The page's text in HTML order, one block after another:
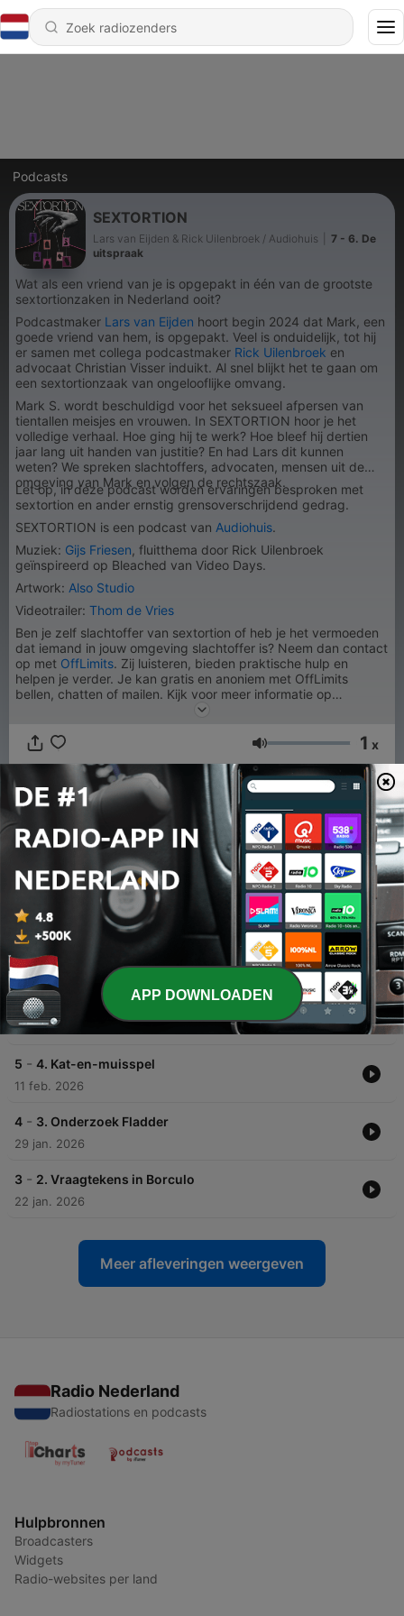
Podcasts
SEXTORTION
Lars van Eijden & Rick Uilenbroek / Audiohuis
7 - 6. De
uitspraak
Wat als een vriend van je is opgepakt in één van de grootste
sextortionzaken in Nederland ooit?
Podcastmaker Lars van Eijden hoort begin 2024 dat Mark, een
goede vriend van hem, is opgepakt. Veel is onduidelijk, tot hij
er samen met collega podcastmaker Rick Uilenbroek en
advocaat Christian Visser induikt. Al snel blijkt het te gaan om
een sextortionzaak van ongelooflijke omvang.
Mark S. wordt beschuldigd voor het seksueel afpersen van
tientallen meisjes en vrouwen. In SEXTORTION hoor je het
volledige verhaal. Hoe ging hij te werk? Hoe bleef hij dertien
jaar lang uit handen van justitie? En had Lars dit kunnen
weten? We spreken slachtoffers, advocaten, mensen uit de
omgeving van Mark en volgen de rechtszaak.
Let op, in deze podcast worden ervaringen besproken met
sextortion en ander ernstig grensoverschrijdend gedrag.
SEXTORTION is een podcast van Audiohuis.
Muziek: Gijs Friesen , fluitthema door Rick Uilenbroek
geïnspireerd op Bleached van Video Days.
Artwork: Also Studio
Videotrailer: Thom de Vries
Ben je zelf slachtoffer van sextortion of heb je het vermoeden
dat iemand in jouw omgeving slachtoffer is? Neem dan contact
op met OffLimits. Zij luisteren, bieden praktische hulp en
helpen je verder. Je kan gratis en anoniem met OffLimits
bellen, chatten of mailen. Kijk voor meer informatie op
Volume 1 x
00:00 00:00
Afleveringen
7 -
16 apr. 2026
6 - 5. Sextorture
26 feb. 2026
5 - 4. Kat-en-muisspel
11 feb. 2026
4 - 3. Onderzoek Fladder
29 jan. 2026
3 - 2. Vraagtekens in Borculo
22 jan. 2026
Meer afleveringen weergeven
Radio Nederland
Radiostations en podcasts
Hulpbronnen
Broadcasters
Widgets
Radio-websites per land
APP DOWNLOADEN